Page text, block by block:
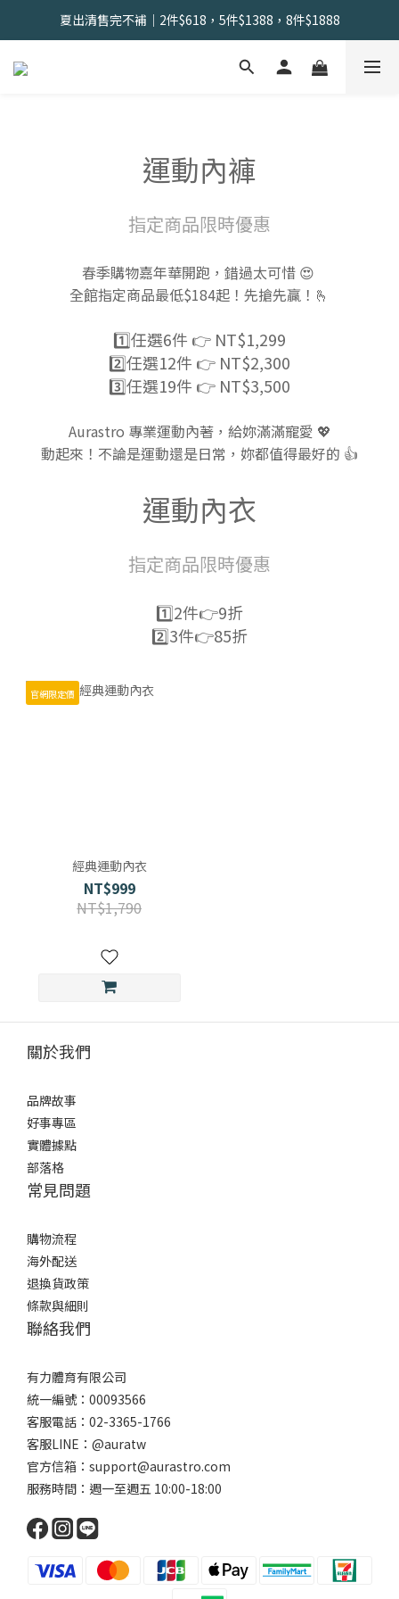
會員限定 | 女內褲任選3件現折120元，6件現折350元
夏出清售完不補｜2件$618，5件$1388，8件$1888
找到舒適の起點｜新客體驗三件組📣
運動內褲
指定商品限時優惠
春季購物嘉年華開跑，錯過太可惜 😍
全館指定商品最低$184起！先搶先贏！🫰
1️⃣任選6件 👉 NT$1,299
2️⃣任選12件 👉 NT$2,300
3️⃣任選19件 👉 NT$3,500
Aurastro 專業運動內著，給妳滿滿寵愛 💖
動起來！不論是運動還是日常，妳都值得最好的 👍
運動內衣
指定商品限時優惠
1️⃣2件👉9折
2️⃣3件👉85折
官網限定價
經典運動內衣
NT$999
NT$1,790
關於我們
品牌故事
好事專區
實體據點
部落格
常見問題
購物流程
海外配送
退換貨政策
條款與細則
聯絡我們
有力體育有限公司
統一編號：00093566
客服電話：02-3365-1766
客服LINE：@auratw
官方信箱：support@aurastro.com
服務時間：週一至週五 10:00-18:00